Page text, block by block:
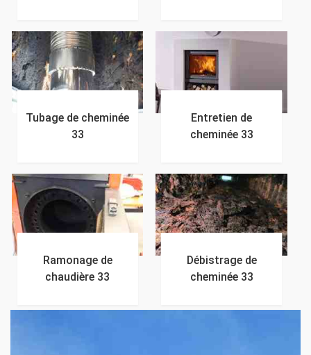
Tubage de cheminée
33
Entretien de
cheminée 33
Ramonage de
chaudière 33
Débistrage de
cheminée 33